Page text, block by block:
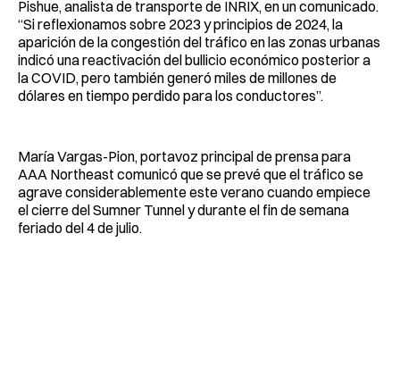
Pishue, analista de transporte de INRIX, en un comunicado.
“Si reflexionamos sobre 2023 y principios de 2024, la
aparición de la congestión del tráfico en las zonas urbanas
indicó una reactivación del bullicio económico posterior a
la COVID, pero también generó miles de millones de
dólares en tiempo perdido para los conductores”.
María Vargas-Pion, portavoz principal de prensa para
AAA Northeast comunicó que se prevé que el tráfico se
agrave considerablemente este verano cuando empiece
el cierre del Sumner Tunnel y durante el fin de semana
feriado del 4 de julio.